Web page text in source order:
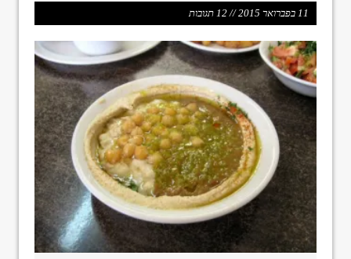
11 בפברואר 2015 // 12 תגובות